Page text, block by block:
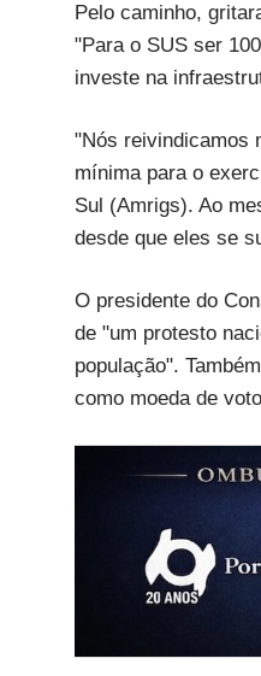
Pelo caminho,
"Para o SUS ser
investe na
"Nós reivindicamos
mínima para o
Sul (Amrigs). Ao
desde que eles se
O presidente do
de "um protesto
população".
como moeda de